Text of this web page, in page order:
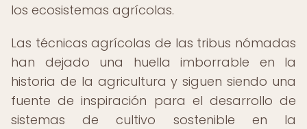
los ecosistemas agrícolas.
Las técnicas agrícolas de las tribus nómadas
han dejado una huella imborrable en la
historia de la agricultura y siguen siendo una
fuente de inspiración para el desarrollo de
sistemas de cultivo sostenible en la